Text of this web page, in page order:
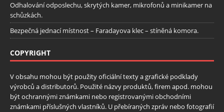
Odhalování odposlechu, skrytých kamer, mikrofonů a minikamer na
schůzkách.
Bezpečná jednací místnost – Faradayova klec – stíněná komora.
COPYRIGHT
V obsahu mohou být použity oficiální texty a grafické podklady
výrobců a distributorů. Použité názvy produktů, firem apod. mohou
být ochrannými známkami nebo registrovanými obchodními
známkami příslušných vlastníků. U přebíraných zpráv nebo fotografií